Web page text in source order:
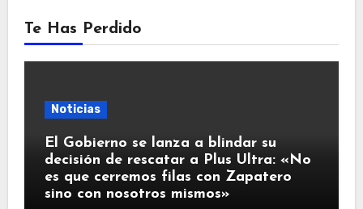
Te Has Perdido
Noticias
El Gobierno se lanza a blindar su
decisión de rescatar a Plus Ultra: «No
es que cerremos filas con Zapatero
sino con nosotros mismos»